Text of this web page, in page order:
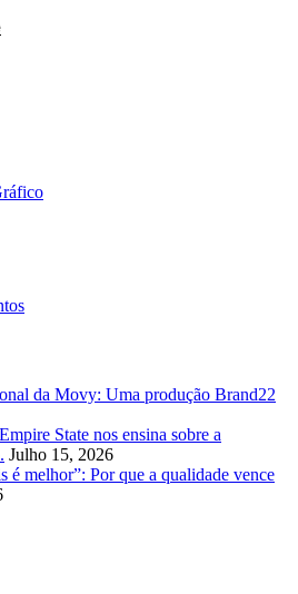
da Movy: Uma produção Brand22
State nos ensina sobre a
Julho 15, 2026
é melhor”: Por que a qualidade vence